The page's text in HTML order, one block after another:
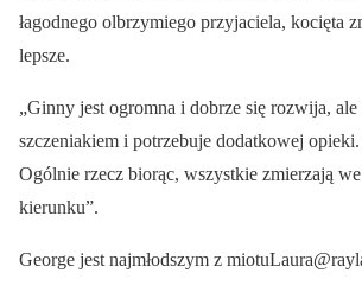
łagodnego olbrzymiego przyjaciela, kocięta
lepsze.
„Ginny jest ogromna i dobrze się rozwija, ale
szczeniakiem i potrzebuje dodatkowej
Ogólnie rzecz biorąc, wszystkie zmierzają
kierunku”.
George jest najmłodszym z